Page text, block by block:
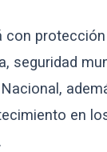
con protección
seguridad
en